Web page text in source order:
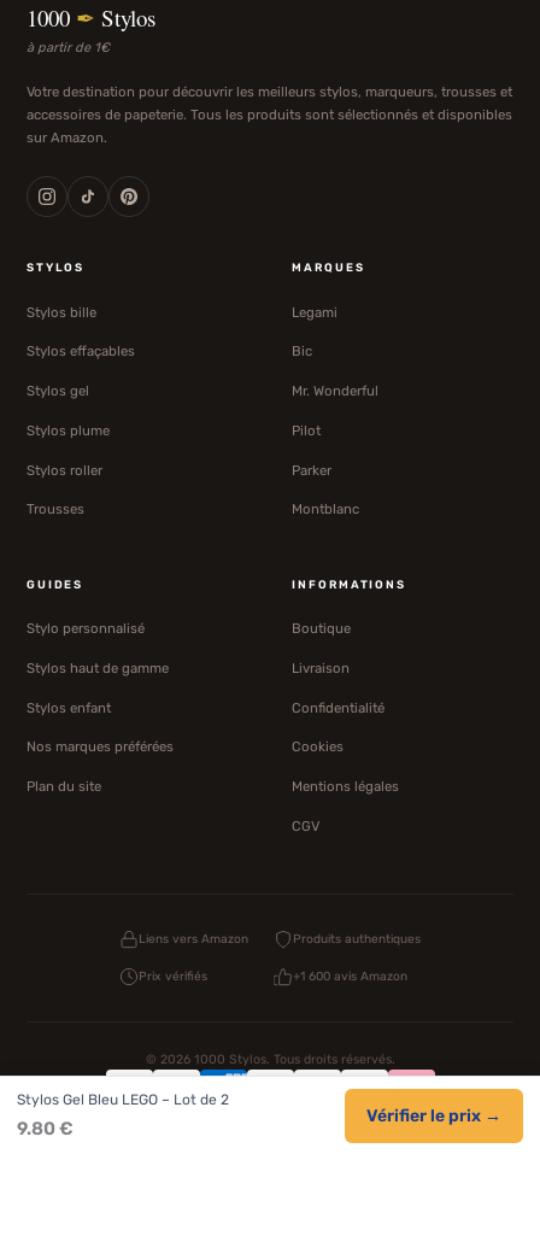
1000 ✒ Stylos
à partir de 1€
Votre destination pour découvrir les meilleurs stylos, marqueurs, trousses et
accessoires de papeterie. Tous les produits sont sélectionnés et disponibles
sur Amazon.
STYLOS
Stylos bille
Stylos effaçables
Stylos gel
Stylos plume
Stylos roller
Trousses
MARQUES
Legami
Bic
Mr. Wonderful
Pilot
Parker
Montblanc
GUIDES
Stylo personnalisé
Stylos haut de gamme
Stylos enfant
Nos marques préférées
Plan du site
INFORMATIONS
Boutique
Livraison
Confidentialité
Cookies
Mentions légales
CGV
Liens vers Amazon Produits authentiques
Prix vérifiés +1 600 avis Amazon
© 2026 1000 Stylos. Tous droits réservés.
Cookies
Stylos Gel Bleu LEGO – Lot de 2
9.80 €
Vérifier le prix →